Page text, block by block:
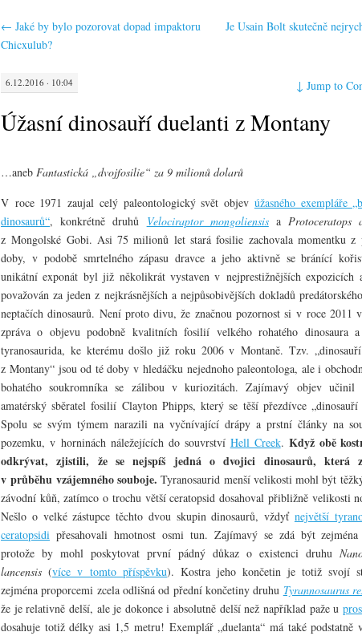
← Jaké by bylo pozorovat dopad impaktoru
Chicxulub?
Je Usain Bolt skutečně
6.12.2016 · 10:04 ↓Jump to
Úžasní dinosauří duelanti z Montany
…aneb Fantastická „dvojfosilie“ za 9 milionů dolarů
V roce 1971 zaujal celý paleontologický svět objev úžasného exempláře
dinosaurů“, konkrétně druhů Velociraptor mongoliensisa Protoceratops
z Mongolské Gobi. Asi 75 milionů let stará fosilie zachovala momentku z
doby, v podobě smrtelného zápasu dravce a jeho aktivně se bránící
unikátní exponát byl již několikrát vystaven v nejprestižnějších expozicích
považován za jeden z nejkrásnějších a nejpůsobivějších dokladů
neptačích dinosaurů. Není proto divu, že značnou pozornost si v roce 2011
zpráva o objevu podobně kvalitních fosilií velkého rohatého dinosaura a
tyranosaurida, ke kterému došlo již roku 2006 v Montaně. Tzv.
z Montany“ jsou od té doby v hledáčku nejednoho paleontologa, ale i
bohatého soukromníka se zálibou v kuriozitách. Zajímavý objev učinil
amatérský sběratel fosilií Clayton Phipps, který se těší přezdívce „dinosauří
Spolu se svým týmem narazili na vyčnívající drápy a prstní články na
pozemku, v horninách náležejících do souvrství Hell Creek. Když obě
odkrývat, zjistili, že se nejspíš jedná o dvojici dinosaurů, která
v průběhu vzájemného souboje. Tyranosaurid menší velikosti mohl být
závodní kůň, zatímco o trochu větší ceratopsid dosahoval přibližně velikosti
Nešlo o velké zástupce těchto dvou skupin dinosaurů, vždyť největší
ceratopsidi přesahovali hmotnost osmi tun. Zajímavý se zdá být zejména
protože by mohl poskytovat první pádný důkaz o existenci druhu
lancensis (více v tomto příspěvku). Kostra jeho končetin je totiž svojí
zejména proporcemi zcela odlišná od přední končetiny druhu Tyrannosaurus
že je relativně delší, ale je dokonce i absolutně delší než například paže u
dosahuje totiž délky asi 1,5 metru! Exemplář „duelanta“ má také podstatně